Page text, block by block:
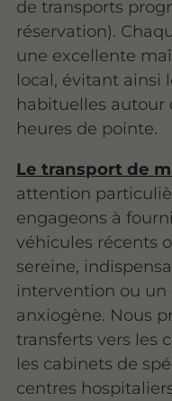
de transports
réservation).
une excellente
local, évitant ainsi
habituelles autour
heures de pointe.
Le transport de
attention
engageons à
véhicules récents
sereine,
intervention ou
anxiogène. Nous
transferts vers les
les cabinets de
centres